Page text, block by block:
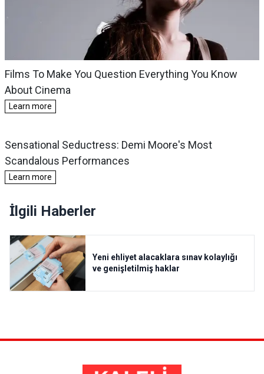
İlgili Haberler
Yeni ehliyet alacaklara sınav kolaylığı
ve genişletilmiş haklar